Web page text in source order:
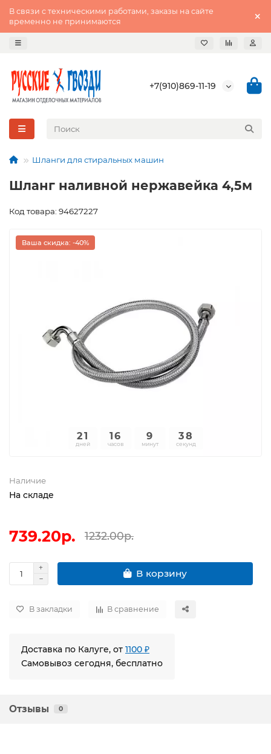
В связи с техническими работами, заказы на сайте
временно не принимаются
+7(910)869-11-19
Шланги для стиральных машин
Шланг наливной нержавейка 4,5м
Код товара: 94627227
Ваша скидка: -40%
21
дней
16
часов
9
минут
38
секунд
Наличие
На складе
739.20р. 1232.00р.
В корзину
В закладки В сравнение
Доставка по Калуге, от 1100 ₽
Самовывоз сегодня, бесплатно
Отзывы 0